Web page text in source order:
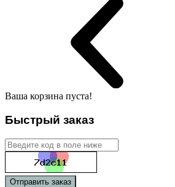
Ваша корзина пуста!
Быстрый заказ
Отправить заказ